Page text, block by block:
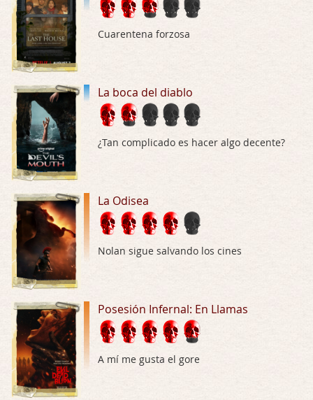
Por: Draghann
No sé si entrar en polémicas con respect …
Trance
Por: Luar
El señor de las moscas
Por: Luar
Dudaba en ver la serie, una serie de 4 cap …
Hungry
Por: Croc
Las 10 películas gore de Almas Oscuras
Por: JORDI CRUYFF
Possession
Por: Chupasangre
Mi opinión en su día. Su duracion me ha …
El eslabón podrido
Por: Luar
Cuarentena forzosa
La boca del diablo
¿Tan complicado es hacer algo decente?
La Odisea
Nolan sigue salvando los cines
Posesión Infernal: En Llamas
A mí me gusta el gore